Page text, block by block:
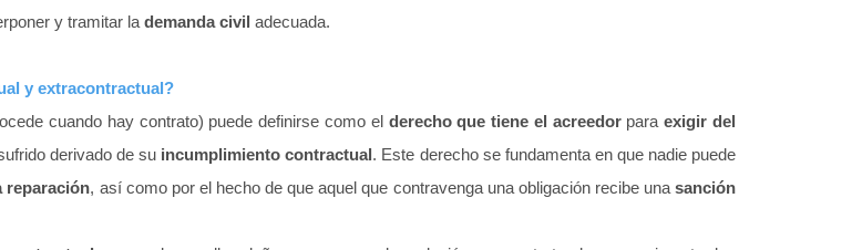
y tramitar la demanda civil adecuada.
y extracontractual?
cuando hay contrato) puede definirse como el derecho que tiene el acreedor paraexigir del
derivado de su incumplimiento contractual. Este derecho se fundamenta en que nadie puede
reparación, así como por el hecho de que aquel que contravenga una obligación recibe unasanción